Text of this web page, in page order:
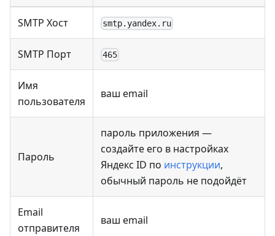
SMTP Хост smtp.yandex.ru
SMTP Порт 465
Имя
пользователя
ваш email
Пароль
пароль приложения —
создайте его в настройках
Яндекс ID по инструкции,
обычный пароль не подойдёт
Email
отправителя
ваш email